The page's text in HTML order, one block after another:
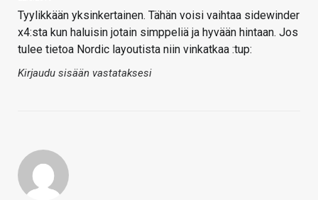
Tyylikkään yksinkertainen. Tähän voisi vaihtaa sidewinder
x4:sta kun haluisin jotain simppeliä ja hyvään hintaan. Jos
tulee tietoa Nordic layoutista niin vinkatkaa :tup:
Kirjaudu sisään vastataksesi